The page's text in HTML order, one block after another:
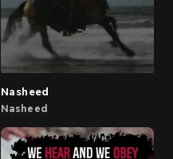
berbagai sumber.
Nasheed
Nasheed